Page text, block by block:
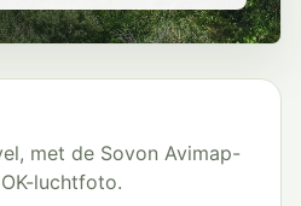
met de Sovon Avimap-
luchtfoto.